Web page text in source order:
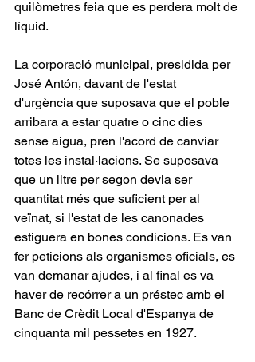
quilòmetres feia que es perdera molt de
líquid.
La corporació municipal, presidida per
José Antón, davant de l'estat
d'urgència que suposava que el poble
arribara a estar quatre o cinc dies
sense aigua, pren l'acord de canviar
totes les instal·lacions. Se suposava
que un litre per segon devia ser
quantitat més que suficient per al
veïnat, si l'estat de les canonades
estiguera en bones condicions. Es van
fer peticions als organismes oficials, es
van demanar ajudes, i al final es va
haver de recórrer a un préstec amb el
Banc de Crèdit Local d'Espanya de
cinquanta mil pessetes en 1927.